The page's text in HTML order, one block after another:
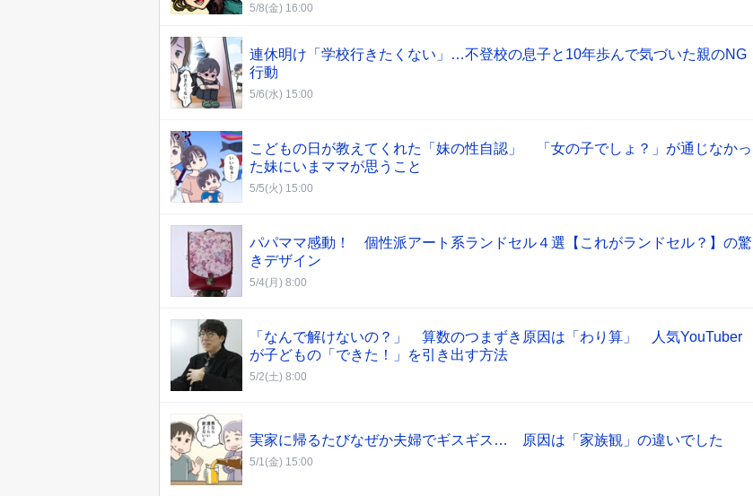
5/8(金) 16:00
連休明け「学校行きたくない」…不登校の息子と10年歩んで気づいた親のNG
行動
5/6(水) 15:00
こどもの日が教えてくれた「妹の性自認」 「女の子でしょ？」が通じなかっ
た妹にいまママが思うこと
5/5(火) 15:00
パパママ感動！ 個性派アート系ランドセル４選【これがランドセル？】の驚
きデザイン
5/4(月) 8:00
「なんで解けないの？」 算数のつまずき原因は「わり算」 人気YouTuber
が子どもの「できた！」を引き出す方法
5/2(土) 8:00
実家に帰るたびなぜか夫婦でギスギス… 原因は「家族観」の違いでした
5/1(金) 15:00